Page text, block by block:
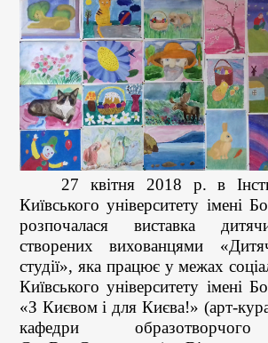
27 квітня 2018 р. в
Київського університету імені
розпочалася виставка
створених вихованцями
студії», яка працює у межах
Київського університету імені
«З Києвом і для Києва!» (арт-
кафедри